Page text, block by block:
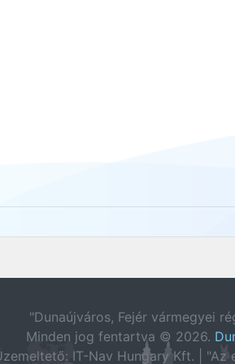
"Dunaújváros, Fejér vármegyei
Minden jog fentartva © 2026.
IT-Nav Hungary Kft. | "Az